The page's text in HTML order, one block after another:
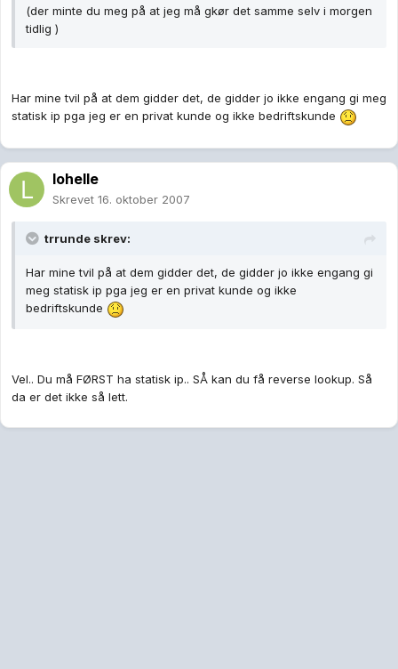
(der minte du meg på at jeg må gkør det samme selv i morgen
tidlig )
Har mine tvil på at dem gidder det, de gidder jo ikke engang gi meg
statisk ip pga jeg er en privat kunde og ikke bedriftskunde
lohelle
Skrevet 16. oktober 2007
trrunde skrev:
Har mine tvil på at dem gidder det, de gidder jo ikke engang gi
meg statisk ip pga jeg er en privat kunde og ikke
bedriftskunde
Vel.. Du må FØRST ha statisk ip.. SÅ kan du få reverse lookup. Så
da er det ikke så lett.